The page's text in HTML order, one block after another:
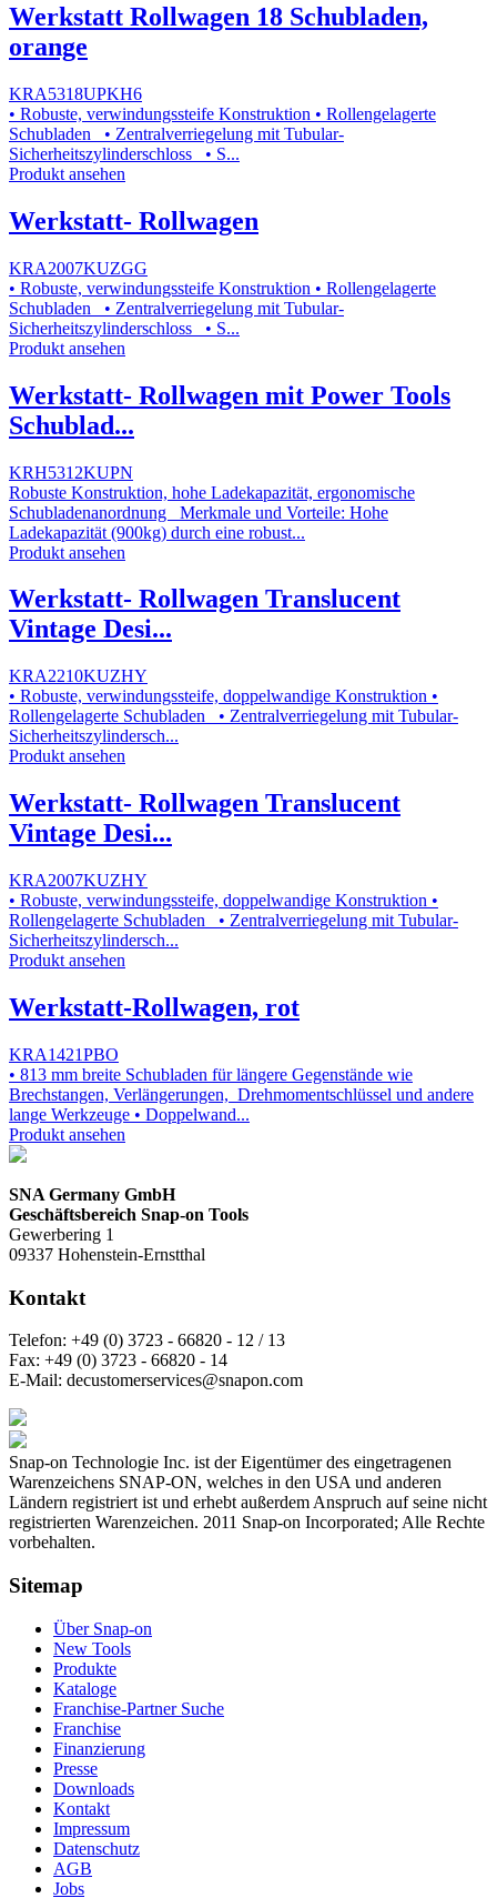
Werkstatt Rollwagen 18 Schubladen,
orange
KRA5318UPKH6
• Robuste, verwindungssteife Konstruktion • Rollengelagerte
Schubladen • Zentralverriegelung mit Tubular-
Sicherheitszylinderschloss • S...
Produkt ansehen
Werkstatt- Rollwagen
KRA2007KUZGG
• Robuste, verwindungssteife Konstruktion • Rollengelagerte
Schubladen • Zentralverriegelung mit Tubular-
Sicherheitszylinderschloss • S...
Produkt ansehen
Werkstatt- Rollwagen mit Power Tools
Schublad...
KRH5312KUPN
Robuste Konstruktion, hohe Ladekapazität, ergonomische
Schubladenanordnung Merkmale und Vorteile: Hohe
Ladekapazität (900kg) durch eine robust...
Produkt ansehen
Werkstatt- Rollwagen Translucent
Vintage Desi...
KRA2210KUZHY
• Robuste, verwindungssteife, doppelwandige Konstruktion •
Rollengelagerte Schubladen • Zentralverriegelung mit Tubular-
Sicherheitszylindersch...
Produkt ansehen
Werkstatt- Rollwagen Translucent
Vintage Desi...
KRA2007KUZHY
• Robuste, verwindungssteife, doppelwandige Konstruktion •
Rollengelagerte Schubladen • Zentralverriegelung mit Tubular-
Sicherheitszylindersch...
Produkt ansehen
Werkstatt-Rollwagen, rot
KRA1421PBO
• 813 mm breite Schubladen für längere Gegenstände wie
Brechstangen, Verlängerungen, Drehmomentschlüssel und andere
lange Werkzeuge • Doppelwand...
Produkt ansehen
SNA Germany GmbH
Geschäftsbereich Snap-on Tools
Gewerbering 1
09337 Hohenstein-Ernstthal
Kontakt
Telefon: +49 (0) 3723 - 66820 - 12 / 13
Fax: +49 (0) 3723 - 66820 - 14
E-Mail: decustomerservices@snapon.com
Snap-on Technologie Inc. ist der Eigentümer des eingetragenen
Warenzeichens SNAP-ON, welches in den USA und anderen
Ländern registriert ist und erhebt außerdem Anspruch auf seine nicht
registrierten Warenzeichen. 2011 Snap-on Incorporated; Alle Rechte
vorbehalten.
Sitemap
Über Snap-on
New Tools
Produkte
Kataloge
Franchise-Partner Suche
Franchise
Finanzierung
Presse
Downloads
Kontakt
Impressum
Datenschutz
AGB
Jobs